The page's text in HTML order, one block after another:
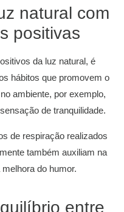
natural com
positivas
da luz natural, é
hábitos que promovem o
ambiente, por exemplo,
de tranquilidade.
de respiração realizados
também auxiliam na
do humor.
entre